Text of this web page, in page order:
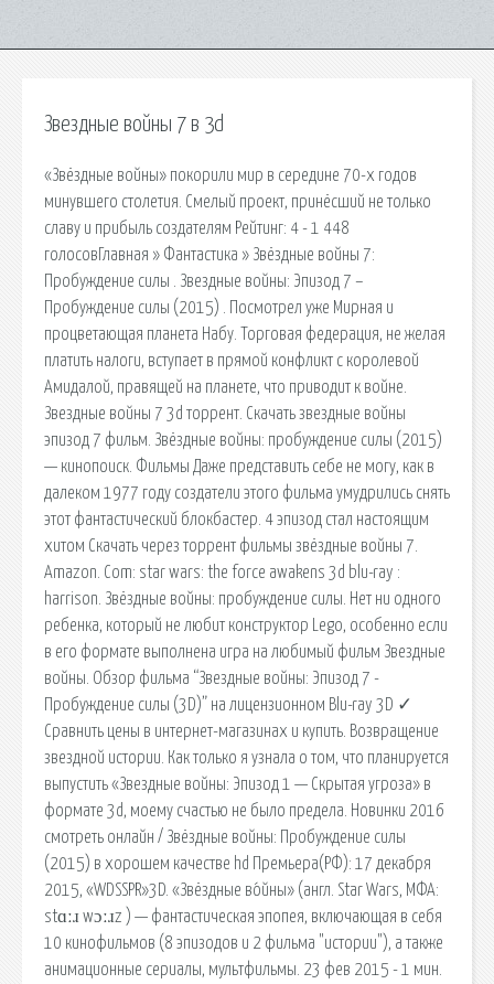
Звездные войны 7 в 3d
«Звёздные войны» покорили мир в середине 70-х годов
минувшего столетия. Смелый проект, принёсший не только
славу и прибыль создателям Рейтинг: 4 - 1 448
голосовГлавная » Фантастика » Звёздные войны 7:
Пробуждение силы . Звездные войны: Эпизод 7 –
Пробуждение силы (2015) . Посмотрел уже Мирная и
процветающая планета Набу. Торговая федерация, не желая
платить налоги, вступает в прямой конфликт с королевой
Амидалой, правящей на планете, что приводит к войне.
Звездные войны 7 3d торрент. Скачать звездные войны
эпизод 7 фильм. Звёздные войны: пробуждение силы (2015)
— кинопоиск. Фильмы Даже представить себе не могу, как в
далеком 1977 году создатели этого фильма умудрились снять
этот фантастический блокбастер. 4 эпизод стал настоящим
хитом Скачать через торрент фильмы звёздные войны 7.
Amazon. Com: star wars: the force awakens 3d blu-ray :
harrison. Звёздные войны: пробуждение силы. Нет ни одного
ребенка, который не любит конструктор Lego, особенно если
в его формате выполнена игра на любимый фильм Звездные
войны. Обзор фильма “Звездные войны: Эпизод 7 -
Пробуждение силы (3D)” на лицензионном Blu-ray 3D ✓
Сравнить цены в интернет-магазинах и купить. Возвращение
звездной истории. Как только я узнала о том, что планируется
выпустить «Звездные войны: Эпизод 1 — Скрытая угроза» в
формате 3d, моему счастью не было предела. Новинки 2016
смотреть онлайн / Звёздные войны: Пробуждение силы
(2015) в хорошем качестве hd Премьера(РФ): 17 декабря
2015, «WDSSPR»3D. «Звёздные во́йны» (англ. Star Wars, МФА:
stɑːɹ wɔːɹz ) — фантастическая эпопея, включающая в себя
10 кинофильмов (8 эпизодов и 2 фильма "истории"), а также
анимационные сериалы, мультфильмы. 23 фев 2015 - 1 мин.